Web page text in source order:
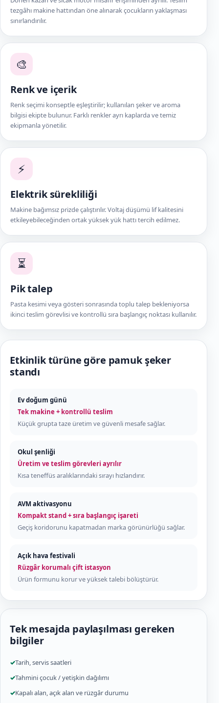
tezgâhı makine hattından öne alınarak çocukların yaklaşması
sınırlandırılır.
🎨
Renk ve içerik
Renk seçimi konseptle eşleştirilir; kullanılan şeker ve aroma
bilgisi ekipte bulunur. Farklı renkler ayrı kaplarda ve temiz
ekipmanla yönetilir.
⚡
Elektrik sürekliliği
Makine bağımsız prizde çalıştırılır. Voltaj düşümü lif kalitesini
etkileyebileceğinden ortak yüksek yük hattı tercih edilmez.
⏳
Pik talep
Pasta kesimi veya gösteri sonrasında toplu talep bekleniyorsa
ikinci teslim görevlisi ve kontrollü sıra başlangıç noktası kullanılır.
Etkinlik türüne göre pamuk şeker
standı
Ev doğum günü
Tek makine + kontrollü teslim
Küçük grupta taze üretim ve güvenli mesafe sağlar.
Okul şenliği
Üretim ve teslim görevleri ayrılır
Kısa teneffüs aralıklarındaki sırayı hızlandırır.
AVM aktivasyonu
Kompakt stand + sıra başlangıç işareti
Geçiş koridorunu kapatmadan marka görünürlüğü sağlar.
Açık hava festivali
Rüzgâr korumalı çift istasyon
Ürün formunu korur ve yüksek talebi bölüştürür.
Tek mesajda paylaşılması gereken
bilgiler
✓Tarih, servis saatleri
✓Tahmini çocuk / yetişkin dağılımı
✓Kapalı alan, açık alan ve rüzgâr durumu